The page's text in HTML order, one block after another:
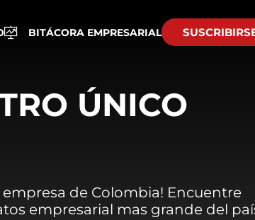
BITÁCORA EMPRESARIAL
ÚNICO
de Colombia! Encuentre
empresarial mas grande del